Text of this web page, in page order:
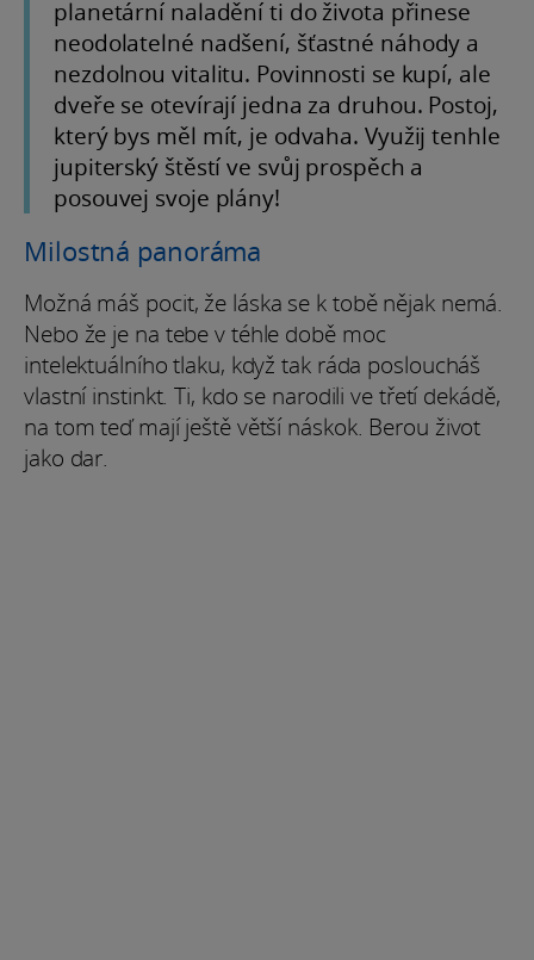
planetární naladění ti do života přinese
neodolatelné nadšení, šťastné náhody a
nezdolnou vitalitu. Povinnosti se kupí, ale
dveře se otevírají jedna za druhou. Postoj,
který bys měl mít, je odvaha. Využij tenhle
jupiterský štěstí ve svůj prospěch a
posouvej svoje plány!
Milostná panoráma
Možná máš pocit, že láska se k tobě nějak nemá.
Nebo že je na tebe v téhle době moc
intelektuálního tlaku, když tak ráda posloucháš
vlastní instinkt. Ti, kdo se narodili ve třetí dekádě,
na tom teď mají ještě větší náskok. Berou život
jako dar.